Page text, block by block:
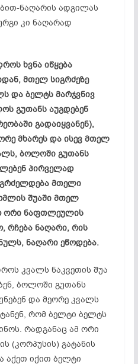
ნაღარის ადგილას
კი ნაღარად
ხვნა იწყება
მთელ სიგრძეზე
და ბელტს მარჯვნივ
გუთანს აუგდებენ
გადაიყვანენ),
მხარეს და ისევ მთელ
ბოლოში გუთანს
პირველად
მთელი
შუაში მთელ
ორი ნაფთლეულის
რჩება ნაღარი, რის
ნაღარი ეწოდება.
კვალს ნაკვეთის შუა
ბოლოში გუთანს
და მეორე კვალს
რომ ბელტი ბელტს
რადგანაც ამ ორი
(კორპუსის) გატანის
აქეთ იქით ბელტი